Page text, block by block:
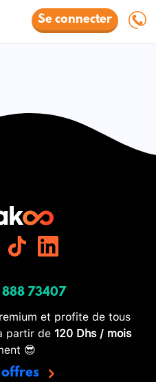
Se connecter
888 73407
et profite de tous
partir de 120 Dhs / mois
😎